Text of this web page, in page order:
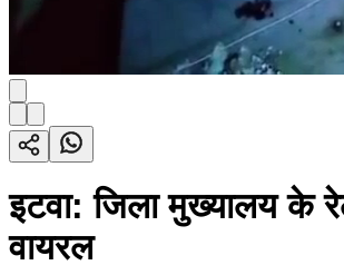
इटवा: जिला मुख्यालय के
वायरल